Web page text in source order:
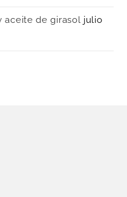
aceite de girasol julio